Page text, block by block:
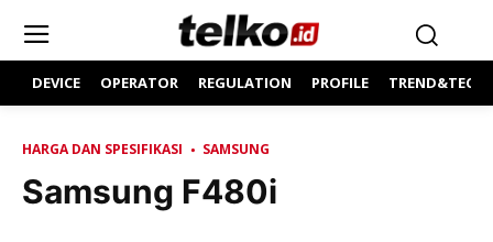
DEVICE OPERATOR REGULATION PROFILE
HARGA DAN SPESIFIKASI SAMSUNG
Samsung F480i